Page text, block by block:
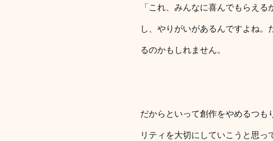
「これ、みんなに喜んでもらえ
し、やりがいがあるんですよね
るのかもしれません。
だからといって創作をやめるつ
リティを大切にしていこうと思っ